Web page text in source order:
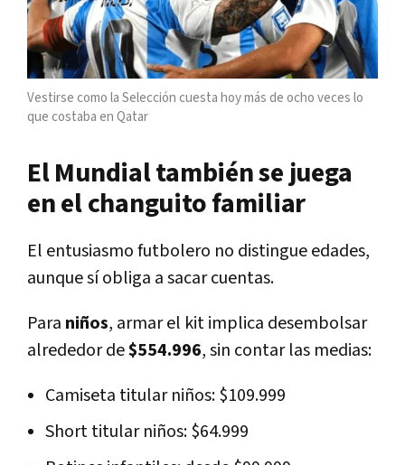
Vestirse como la Selección cuesta hoy más de ocho veces lo
que costaba en Qatar
El Mundial también se juega
en el changuito familiar
El entusiasmo futbolero no distingue edades,
aunque sí obliga a sacar cuentas.
Para niños, armar el kit implica desembolsar
alrededor de$554.996, sin contar las medias:
Camiseta titular niños: $109.999
Short titular niños: $64.999